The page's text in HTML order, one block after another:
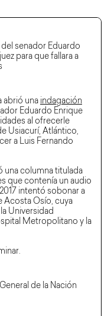
senador Eduardo
para que fallara a
abrió una indagación
Eduardo Enrique
al ofrecerle
Usiacurí, Atlántico,
a Luis Fernando
una columna titulada
que contenía un audio
intentó sobonar a
Acosta Osío, cuya
Universidad
Metropolitano y la
de la Nación